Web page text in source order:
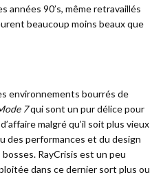
années 90’s, même retravaillés
beaucoup moins beaux que
environnements bourrés de
7qui sont un pur délice pour
malgré qu’il soit plus vieux
des performances et du design
RayCrisis est un peu
dans ce dernier sort plus ou